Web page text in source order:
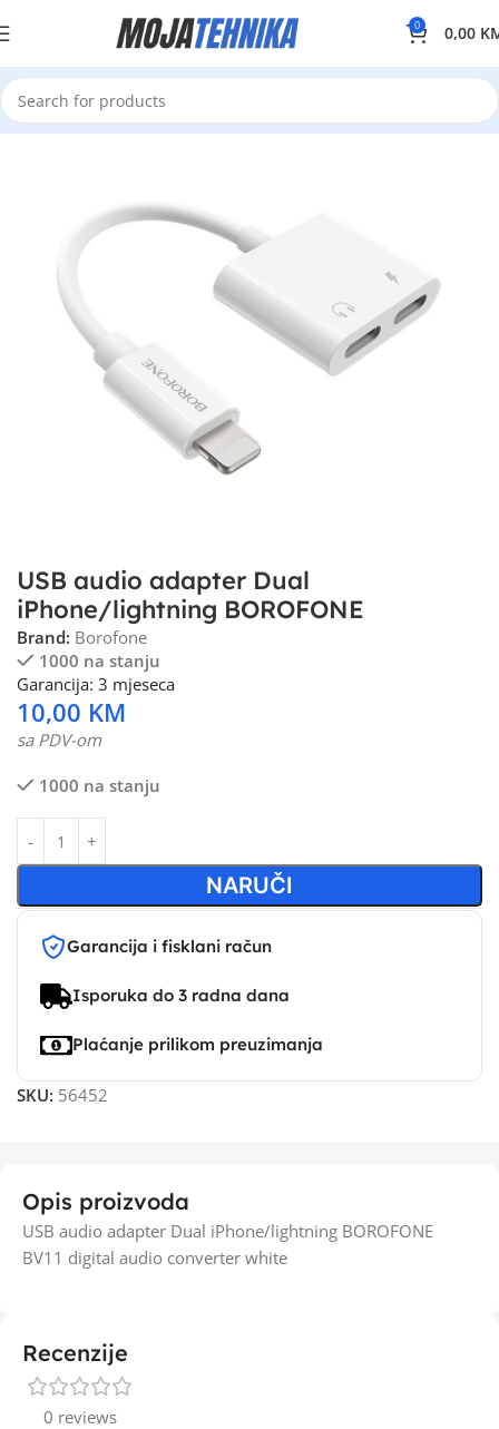
0 0,00
USB audio adapter Dual
iPhone/lightning BOROFONE
Brand: Borofone
1000 na stanju
Garancija: 3 mjeseca
10,00 KM
sa PDV-om
1000 na stanju
NARUČI
Garancija i fisklani račun
Isporuka do 3 radna dana
Plaćanje prilikom preuzimanja
SKU: 56452
Opis proizvoda
USB audio adapter Dual iPhone/lightning BOROFONE
BV11 digital audio converter white
Recenzije
0 reviews